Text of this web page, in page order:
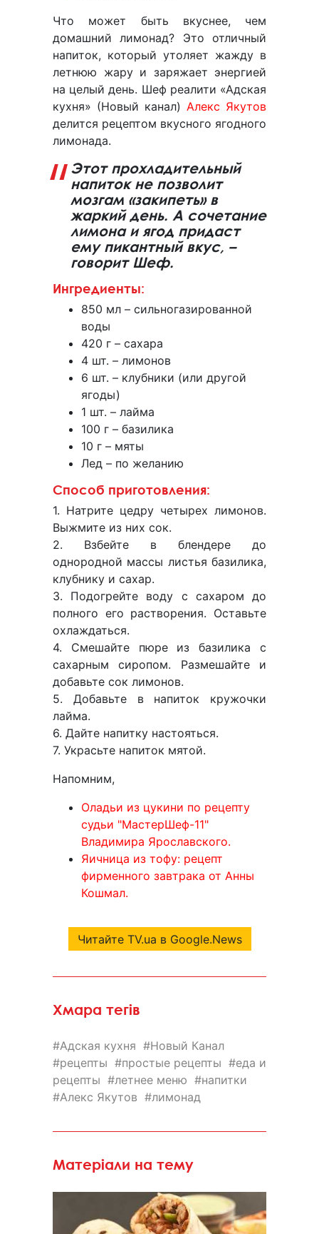
Что может быть вкуснее, чем
домашний лимонад? Это отличный
напиток, который утоляет жажду в
летнюю жару и заряжает энергией
на целый день. Шеф реалити «Адская
кухня» (Новый канал) Алекс Якутов
делится рецептом вкусного ягодного
лимонада.
Этот прохладительный
напиток не позволит
мозгам «закипеть» в
жаркий день. А сочетание
лимона и ягод придаст
ему пикантный вкус, –
говорит Шеф.
Ингредиенты:
850 мл – сильногазированной
воды
420 г – сахара
4 шт. – лимонов
6 шт. – клубники (или другой
ягоды)
1 шт. – лайма
100 г – базилика
10 г – мяты
Лед – по желанию
Способ приготовления:
1. Натрите цедру четырех лимонов.
Выжмите из них сок.
2. Взбейте в блендере до
однородной массы листья базилика,
клубнику и сахар.
3. Подогрейте воду с сахаром до
полного его растворения. Оставьте
охлаждаться.
4. Смешайте пюре из базилика с
сахарным сиропом. Размешайте и
добавьте сок лимонов.
5. Добавьте в напиток кружочки
лайма.
6. Дайте напитку настояться.
7. Украсьте напиток мятой.
Напомним,
Оладьи из цукини по рецепту
судьи "МастерШеф-11"
Владимира Ярославского.
Яичница из тофу: рецепт
фирменного завтрака от Анны
Кошмал.
Читайте TV.ua в Google.News
Хмара тегів
Адская кухня
Новый Канал
рецепты
простые рецепты
еда и
рецепты
летнее меню
напитки
Алекс Якутов
лимонад
Матеріали на тему